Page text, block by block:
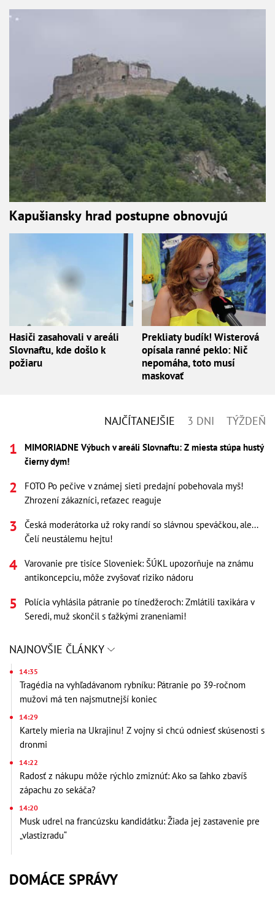
Kapušiansky hrad postupne obnovujú
Hasiči zasahovali v areáli
Slovnaftu, kde došlo k
požiaru
Prekliaty budík! Wisterová
opísala ranné peklo: Nič
nepomáha, toto musí
maskovať
NAJČÍTANEJŠIE 3 DNI TÝŽDEŇ
MIMORIADNE Výbuch v areáli Slovnaftu: Z miesta stúpa hustý
čierny dym!
FOTO Po pečive v známej sieti predajní pobehovala myš!
Zhrození zákazníci, reťazec reaguje
Česká moderátorka už roky randí so slávnou speváčkou, ale...
Čelí neustálemu hejtu!
Varovanie pre tisíce Sloveniek: ŠÚKL upozorňuje na známu
antikoncepciu, môže zvyšovať riziko nádoru
Polícia vyhlásila pátranie po tínedžeroch: Zmlátili taxikára v
Seredi, muž skončil s ťažkými zraneniami!
NAJNOVŠIE ČLÁNKY
14:35
Tragédia na vyhľadávanom rybníku: Pátranie po 39-ročnom
mužovi má ten najsmutnejší koniec
14:29
Kartely mieria na Ukrajinu! Z vojny si chcú odniesť skúsenosti s
dronmi
14:22
Radosť z nákupu môže rýchlo zmiznúť: Ako sa ľahko zbavíš
zápachu zo sekáča?
14:20
Musk udrel na francúzsku kandidátku: Žiada jej zastavenie pre
„vlastizradu“
DOMÁCE SPRÁVY